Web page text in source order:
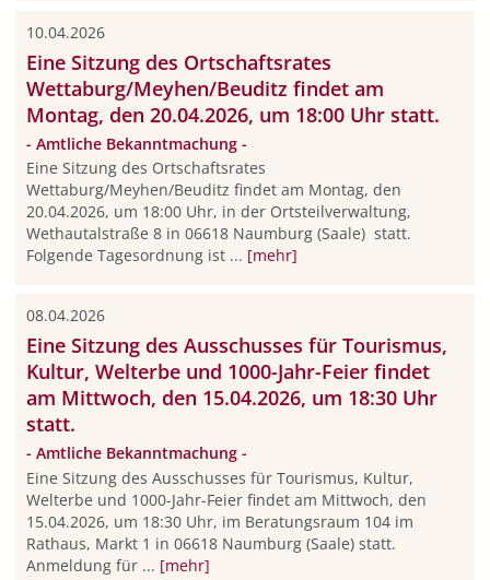
10.04.2026
Eine Sitzung des Ortschaftsrates
Wettaburg/Meyhen/Beuditz findet am
Montag, den 20.04.2026, um 18:00 Uhr statt.
- Amtliche Bekanntmachung -
Eine Sitzung des Ortschaftsrates
Wettaburg/Meyhen/Beuditz findet am Montag, den
20.04.2026, um 18:00 Uhr, in der Ortsteilverwaltung,
Wethautalstraße 8 in 06618 Naumburg (Saale) statt.
Folgende Tagesordnung ist ... [mehr]
08.04.2026
Eine Sitzung des Ausschusses für Tourismus,
Kultur, Welterbe und 1000-Jahr-Feier findet
am Mittwoch, den 15.04.2026, um 18:30 Uhr
statt.
- Amtliche Bekanntmachung -
Eine Sitzung des Ausschusses für Tourismus, Kultur,
Welterbe und 1000-Jahr-Feier findet am Mittwoch, den
15.04.2026, um 18:30 Uhr, im Beratungsraum 104 im
Rathaus, Markt 1 in 06618 Naumburg (Saale) statt.
Anmeldung für ... [mehr]